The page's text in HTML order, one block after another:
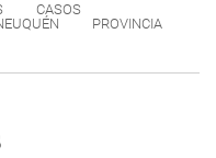
CASOS
PROVINCIA